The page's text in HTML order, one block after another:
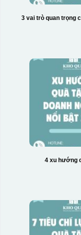
3 vai trò quan trọng
4 xu hướng